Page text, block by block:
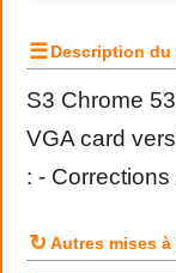
☰Description
S3 Chrome
VGA card
: -
↻ Autres mises à